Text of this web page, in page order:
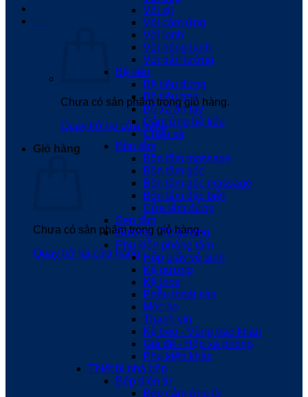
Chưa có sản phẩm trong giỏ hàng.
Quay trở lại cửa hàng
Giỏ hàng
Chưa có sản phẩm trong giỏ hàng.
Quay trở lại cửa hàng
Vòi xịt
Vòi cảm ứng
Vòi lạnh
Vòi nóng lạnh
Vòi gắn tường
Bệ tiểu
Bệ tiểu đứng
Bệ tiểu treo
Bộ xả ấn tay
Cảm ứng bệ tiểu
Chậu xả
Bồn tắm
Bồn tắm massage
Bồn tắm góc
Bồn tắm góc massage
Bồn tắm đặc biệt
Cửa tắm đứng
Sen tắm
Gương - Tủ gương
Phụ kiện phòng tắm
Hộp giấy vệ sinh
Kệ gương
Kệ Inox
Phễu thoát sàn
Móc áo
Thanh vịn
Kệ treo - Vòng treo khăn
Giá để - Hộp xà phòng
Phụ kiện khác
Thiết bị nhà bếp
Bếp điện từ
Bếp cảm ứng từ